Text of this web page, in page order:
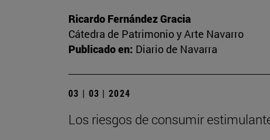
Ricardo Fernández Gracia
Cátedra de Patrimonio y Arte Navarro
Publicado en: Diario de Navarra
03 | 03 | 2024
Los riesgos de consumir